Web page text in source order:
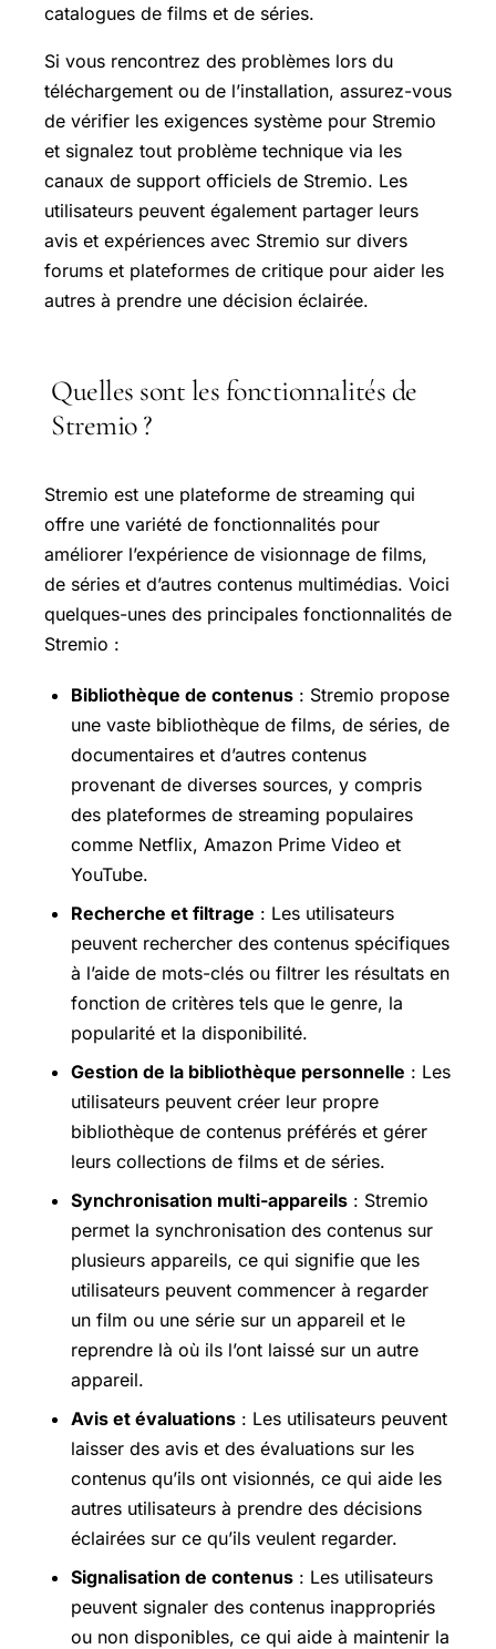
catalogues de films et de séries.
Si vous rencontrez des problèmes lors du
téléchargement ou de l’installation, assurez-vous
de vérifier les exigences système pour Stremio
et signalez tout problème technique via les
canaux de support officiels de Stremio. Les
utilisateurs peuvent également partager leurs
avis et expériences avec Stremio sur divers
forums et plateformes de critique pour aider les
autres à prendre une décision éclairée.
Quelles sont les fonctionnalités de
Stremio ?
Stremio est une plateforme de streaming qui
offre une variété de fonctionnalités pour
améliorer l’expérience de visionnage de films,
de séries et d’autres contenus multimédias. Voici
quelques-unes des principales fonctionnalités de
Stremio :
Bibliothèque de contenus : Stremio propose
une vaste bibliothèque de films, de séries, de
documentaires et d’autres contenus
provenant de diverses sources, y compris
des plateformes de streaming populaires
comme Netflix, Amazon Prime Video et
YouTube.
Recherche et filtrage : Les utilisateurs
peuvent rechercher des contenus spécifiques
à l’aide de mots-clés ou filtrer les résultats en
fonction de critères tels que le genre, la
popularité et la disponibilité.
Gestion de la bibliothèque personnelle : Les
utilisateurs peuvent créer leur propre
bibliothèque de contenus préférés et gérer
leurs collections de films et de séries.
Synchronisation multi-appareils : Stremio
permet la synchronisation des contenus sur
plusieurs appareils, ce qui signifie que les
utilisateurs peuvent commencer à regarder
un film ou une série sur un appareil et le
reprendre là où ils l’ont laissé sur un autre
appareil.
Avis et évaluations : Les utilisateurs peuvent
laisser des avis et des évaluations sur les
contenus qu’ils ont visionnés, ce qui aide les
autres utilisateurs à prendre des décisions
éclairées sur ce qu’ils veulent regarder.
Signalisation de contenus : Les utilisateurs
peuvent signaler des contenus inappropriés
ou non disponibles, ce qui aide à maintenir la